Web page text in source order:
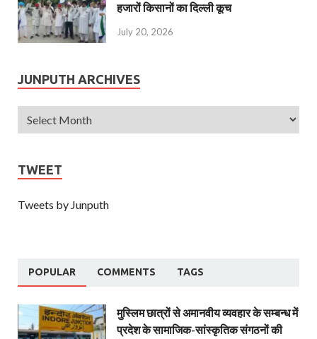
हजारों किसानों का दिल्ली कूच
July 20, 2026
JUNPUTH ARCHIVES
TWEET
Tweets by Junputh
POPULAR COMMENTS TAGS
मुस्लिम छात्रों से अमानवीय व्यवहार के सम्बन्ध में
प्रदेश के सामाजिक-सांस्कृतिक संगठनों की